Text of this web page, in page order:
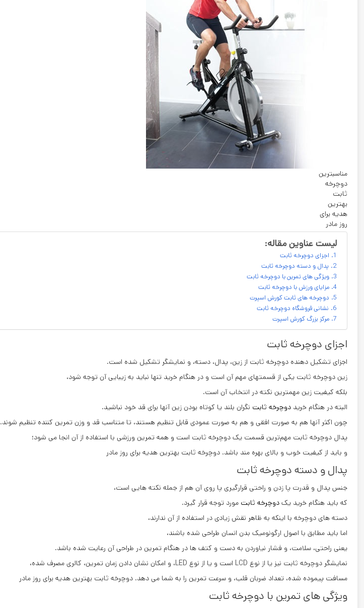
مناسبترین
دوچرخه
ثابت
بهترین
هدیه برای
روز مادر
لیست عناوین مقاله:
اجزای دوچرخه ثابت
پدال و دسته دوچرخه ثابت
ویژگی های تمرین با دوچرخه ثابت
مزایای ورزش با دوچرخه ثابت
دوچرخه های ثابت کورش اسپرت
نشانی فروشگاه دوچرخه ثابت
مرکز بزرگ کورش اسپرت
اجزای دوچرخه ثابت
اجزای تشکیل دهنده دوچرخه ثابت از زین، پدال، دسته، و نمایشگر تشکیل شده است.
زین دوچرخه ثابت یکی از قسمتهای مهم آن است و در هنگام خرید تنها نباید به زیبایی آن توجه شود،
بلکه کیفیت زین مهمترین نکته در انتخاب آن است.
البته در هنگام خریددوچرخه ثابت نگران بلند یا کوتاه بودن زین آنها برای قد خود نباشید.
چون اکثر آنها هم به صورت افقی و هم به صورت عمودی قابل تنظیم هستند، تا متناسب قد و وزن تمرین کننده‌ تنظیم شوند.
پدال دوچرخه ثابت مهم‌ترین قسمت یک دوچرخه ثابت است و همه تمرین ورزشی با استفاده از آن انجا می شود؛
و باید از کیفیت خوب و بالای بهره مند باشد. دوچرخه ثابت بهترین هدیه برای روز مادر
پدال و دسته دوچرخه ثابت
جنس پدال و قدرت پا زدن و راحتی قرارگیری پا روی آن هم از جمله نکته ‌هایی است،
که باید هنگام خرید یکدوچرخه ثابت مورد توجه قرار گیرد.
دسته‌ های دوچرخه با اینکه به ظاهر نقش زیادی در استفاده از آن ندارند،
اما باید مطابق با اصول ارگونومیک بدن انسان طراحی شده باشند،
یعنی راحتی، سلامت، و فشار نیاوردن به دست و کتف ها در هنگام تمرین در طراحی آن رعایت شده باشد.
نمایشگر دوچرخه ثابت نیز یا از نوع LCD است و یا از نوع LED، و امکان نشان دادن زمان تمرین، کالری مصرف شده،
مسافت پیموده شده، تعداد ضربان قلب، و سرعت تمرین را به شما می ‌دهد. دوچرخه ثابت بهترین هدیه برای روز مادر
ویژگی های تمرین با دوچرخه ثابت